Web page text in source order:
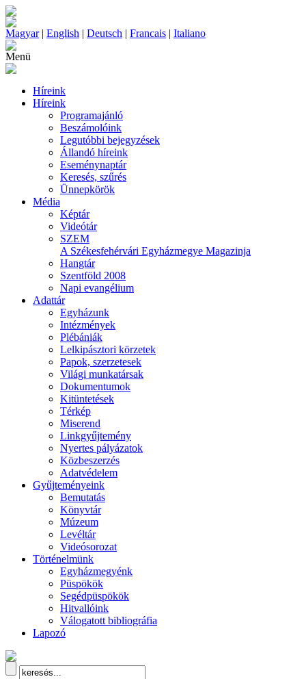
Magyar| English | Deutsch | Francais | Italiano
Menü
Híreink
Híreink
Programajánló
Beszámolóink
Legutóbbi bejegyzések
Állandó híreink
Eseménynaptár
Keresés, szűrés
Ünnepkörök
Média
Képtár
Videótár
SZEM
A Székesfehérvári Egyházmegye Magazinja
Hangtár
Szentföld 2008
Napi evangélium
Adattár
Egyházunk
Intézmények
Plébániák
Lelkipásztori körzetek
Papok, szerzetesek
Világi munkatársak
Dokumentumok
Kitüntetések
Térkép
Miserend
Linkgyűjtemény
Nyertes pályázatok
Közbeszerzés
Adatvédelem
Gyűjteményeink
Bemutatás
Könyvtár
Múzeum
Levéltár
Videósorozat
Történelmünk
Egyházmegyénk
Püspökök
Segédpüspökök
Hitvallóink
Válogatott bibliográfia
Lapozó